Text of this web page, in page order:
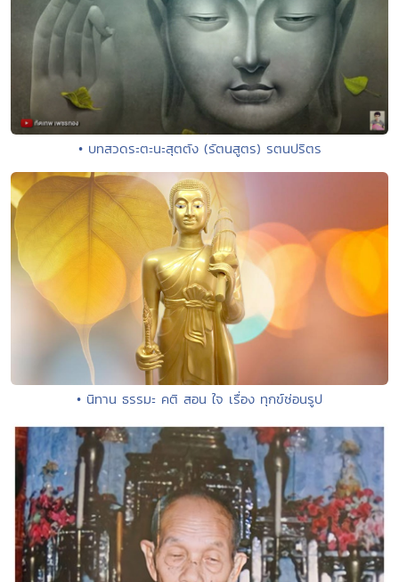
• บทสวดระตะนะสุตตัง (รัตนสูตร) รตนปริตร
• นิทาน ธรรมะ คติ สอน ใจ เรื่อง ทุกข์ซ่อนรูป